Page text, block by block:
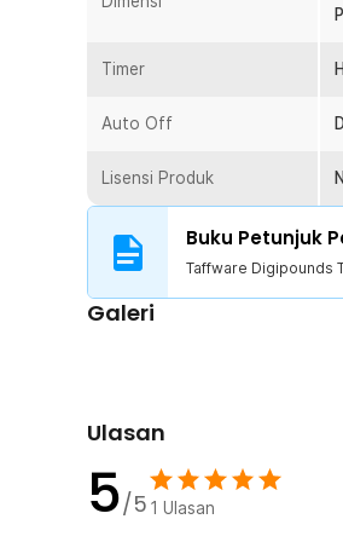
Timbangan secara otomatis
Menggunakan timbangan
daya saat darurat.
Kelengkapan Produk
Rincian yang Anda dapatkan
1 x Pad Silikon
Timer
Auto Off
Lisensi Produk
Buku Petunjuk
Taffware Digipounds
Galeri
Ulasan
5/5 1 Ulasan